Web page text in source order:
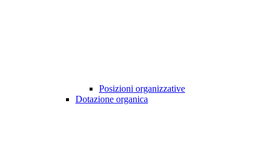
Posizioni organizzative
Dotazione organica